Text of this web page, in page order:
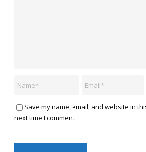
Save my name, email, and website in
next time I comment.